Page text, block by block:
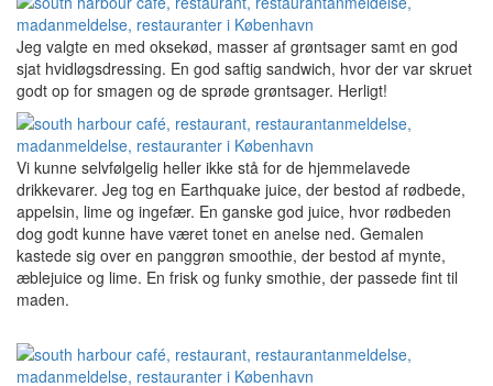
Jeg valgte en med oksekød, masser af grøntsager samt en god
sjat hvidløgsdressing. En god saftig sandwich, hvor der var skruet
godt op for smagen og de sprøde grøntsager. Herligt!
Vi kunne selvfølgelig heller ikke stå for de hjemmelavede
drikkevarer. Jeg tog en Earthquake juice, der bestod af rødbede,
appelsin, lime og ingefær. En ganske god juice, hvor rødbeden
dog godt kunne have været tonet en anelse ned. Gemalen
kastede sig over en panggrøn smoothie, der bestod af mynte,
æblejuice og lime. En frisk og funky smothie, der passede fint til
maden.